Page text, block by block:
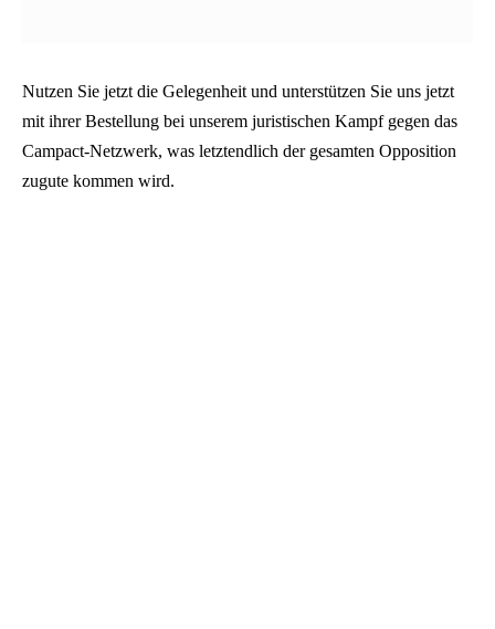
Nutzen Sie jetzt die Gelegenheit und unterstützen Sie uns jetzt
mit ihrer Bestellung bei unserem juristischen Kampf gegen das
Campact-Netzwerk, was letztendlich der gesamten Opposition
zugute kommen wird.